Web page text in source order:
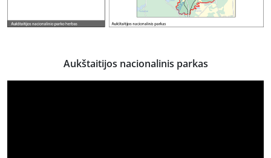
Aukštaitijos nacionalinis parkas